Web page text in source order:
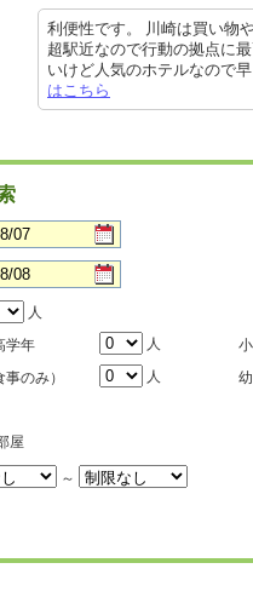
利便性です。 川崎は買い物
超駅近なので行動の拠点に
いけど人気のホテルなので
はこちら
人
学年
人
のみ）
人
屋
～